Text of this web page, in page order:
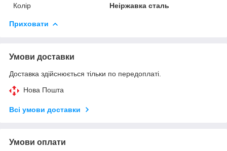
Колір
Неіржавка сталь
Приховати
Умови доставки
Доставка здійснюється тільки по передоплаті.
Нова Пошта
Всі умови доставки
Умови оплати